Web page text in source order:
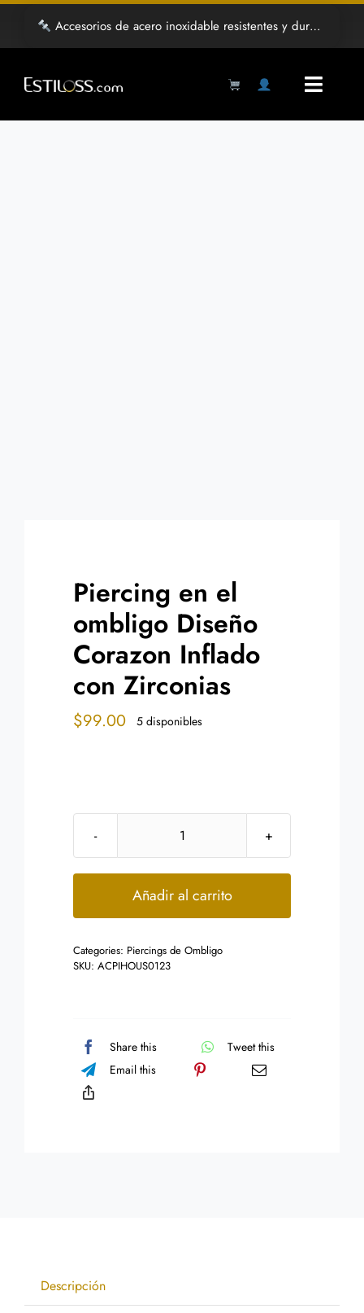
Saltar
contenido
Accesorios de acero inoxidable resistentes y duraderos
Piercing en el
ombligo Diseño
Corazon Inflado
con Zirconias
$99.00 5 disponibles
Piercing
el
Corazon
cantidad
Añadir al carrito
Categories: Piercings de Ombligo
SKU: ACPIHOUS0123
Share this
Tweet this
Email this
Descripción